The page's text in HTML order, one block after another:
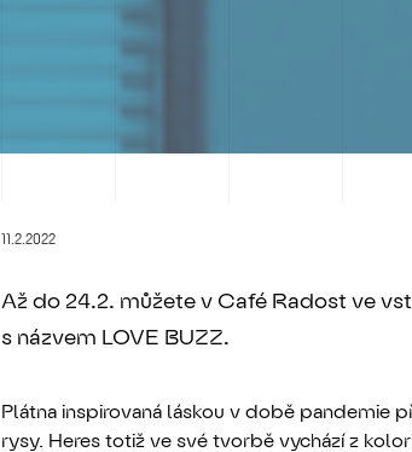
11.2.2022
Až do 24.2. můžete v Café Radost ve
s názvem LOVE BUZZ.
Plátna inspirovaná láskou v době pandemie
rysy. Heres totiž ve své tvorbě vychází z